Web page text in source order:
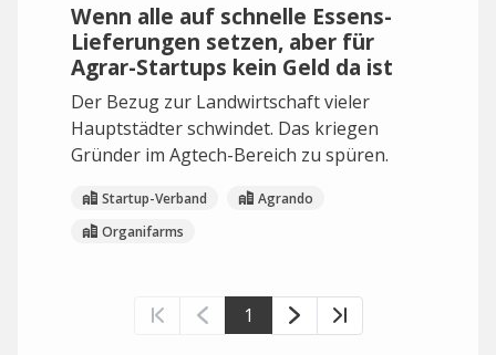
Wenn alle auf schnelle Essens-
Lieferungen setzen, aber für
Agrar-Startups kein Geld da ist
Der Bezug zur Landwirtschaft vieler
Hauptstädter schwindet. Das kriegen
Gründer im Agtech-Bereich zu spüren.
Startup-Verband
Agrando
Organifarms
1